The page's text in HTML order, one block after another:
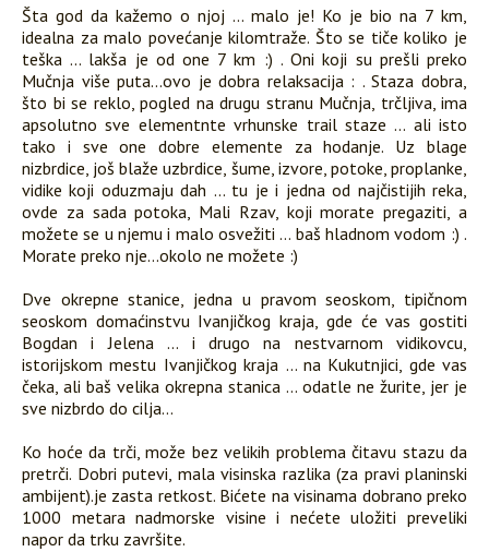
Šta god da kažemo o njoj ... malo je! Ko je bio na 7 km,
idealna za malo povećanje kilomtraže. Što se tiče koliko je
teška ... lakša je od one 7 km :) . Oni koji su prešli preko
Mučnja više puta...ovo je dobra relaksacija : . Staza dobra,
što bi se reklo, pogled na drugu stranu Mučnja, trčljiva, ima
apsolutno sve elementnte vrhunske trail staze ... ali isto
tako i sve one dobre elemente za hodanje. Uz blage
nizbrdice, još blaže uzbrdice, šume, izvore, potoke, proplanke,
vidike koji oduzmaju dah ... tu je i jedna od najčistijih reka,
ovde za sada potoka, Mali Rzav, koji morate pregaziti, a
možete se u njemu i malo osvežiti ... baš hladnom vodom :) .
Morate preko nje...okolo ne možete :)
Dve okrepne stanice, jedna u pravom seoskom, tipičnom
seoskom domaćinstvu Ivanjičkog kraja, gde će vas gostiti
Bogdan i Jelena ... i drugo na nestvarnom vidikovcu,
istorijskom mestu Ivanjičkog kraja ... na Kukutnjici, gde vas
čeka, ali baš velika okrepna stanica ... odatle ne žurite, jer je
sve nizbrdo do cilja...
Ko hoće da trči, može bez velikih problema čitavu stazu da
pretrči. Dobri putevi, mala visinska razlika (za pravi planinski
ambijent).je zasta retkost. Bićete na visinama dobrano preko
1000 metara nadmorske visine i nećete uložiti preveliki
napor da trku završite.